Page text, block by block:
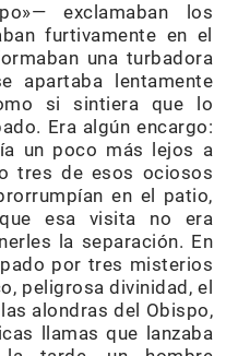
exclamaban los
furtivamente en el
una turbadora
apartaba lentamente
si sintiera que lo
Era algún encargo:
un poco más lejos a
tres de esos ociosos
en el patio,
esa visita no era
la separación. En
por tres misterios
peligrosa divinidad, el
alondras del Obispo,
llamas que lanzaba